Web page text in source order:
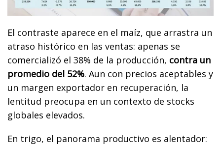
El contraste aparece en el maíz, que arrastra un
atraso histórico en las ventas: apenas se
comercializó el 38% de la producción, contra un
promedio del 52%. Aun con precios aceptables y
un margen exportador en recuperación, la
lentitud preocupa en un contexto de stocks
globales elevados.
En trigo, el panorama productivo es alentador: